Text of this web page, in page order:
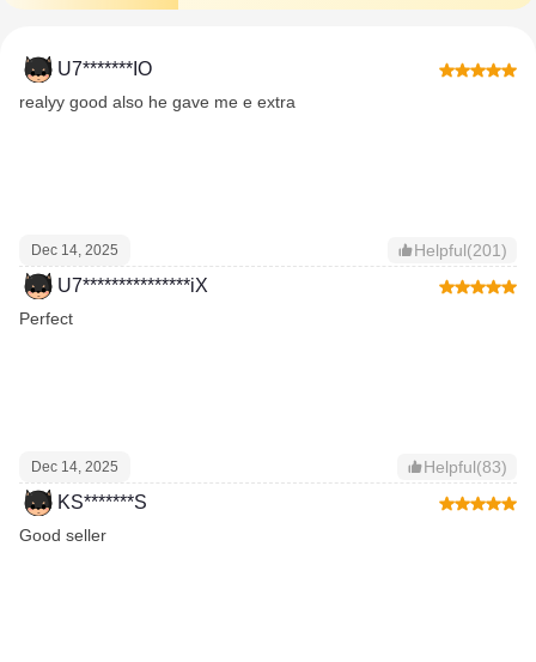
U7*******IO
realyy good also he gave me e extra
Dec 14, 2025 Helpful(201)
U7***************iX
Perfect
Dec 14, 2025 Helpful(83)
KS*******S
Good seller